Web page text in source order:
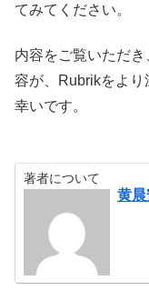
てみてください。
内容をご覧いただ
容が、Rubrikをよ
幸いです。
著者について
黄晨